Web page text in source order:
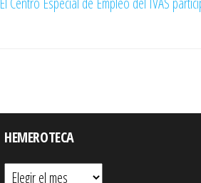
HEMEROTECA
Hemeroteca